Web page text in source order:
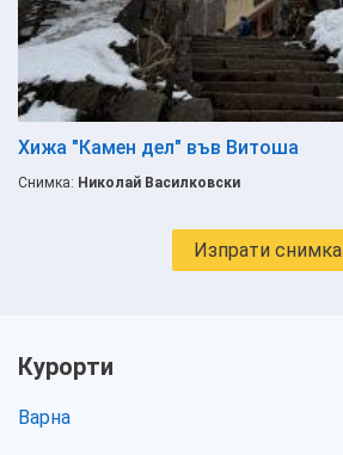
Хижа "Камен дел" във Витоша
Снимка: Николай Василковски
Изпрати снимка
Курорти
Варна